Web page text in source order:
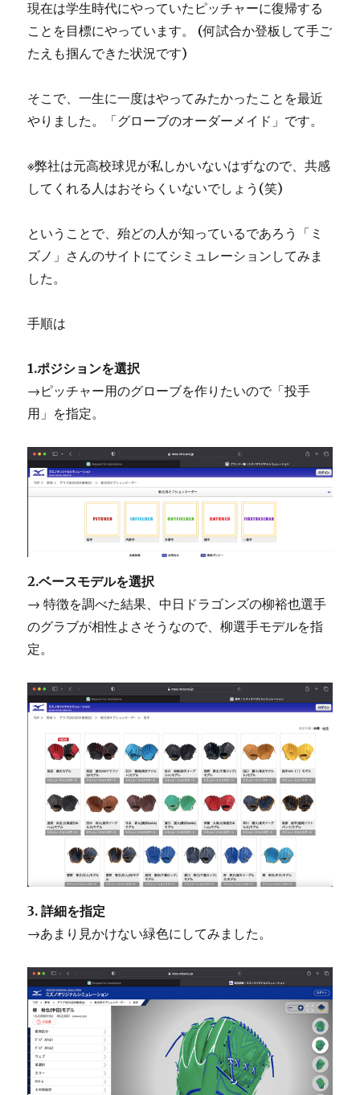
現在は学生時代にやっていたピッチャーに復帰する
ことを目標にやっています。 (何試合か登板して手ご
たえも掴んできた状況です)
そこで、一生に一度はやってみたかったことを最近
やりました。「グローブのオーダーメイド」です。
※弊社は元高校球児が私しかいないはずなので、共感
してくれる人はおそらくいないでしょう(笑)
ということで、殆どの人が知っているであろう「ミ
ズノ」さんのサイトにてシミュレーションしてみま
した。
手順は
1.ポジションを選択
→ピッチャー用のグローブを作りたいので「投手
用」を指定。
2.ベースモデルを選択
→ 特徴を調べた結果、中日ドラゴンズの柳裕也選手
のグラブが相性よさそうなので、柳選手モデルを指
定。
3. 詳細を指定
→あまり見かけない緑色にしてみました。